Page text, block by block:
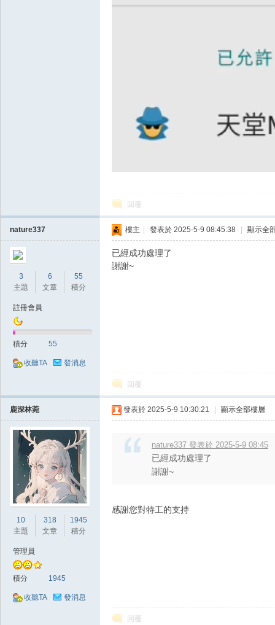
回覆
nature337
3
主題
6
文章
55
積分
註冊會員
積分 55
收聽TA 發消息
樓主 發表於 2025-5-9 08:45:38 顯示全
已經成功處理了
謝謝~
回覆
鹿深林菀
10
主題
318
文章
1945
積分
管理員
積分 1945
收聽TA 發消息
發表於 2025-5-9 10:30:21 顯示全部樓層
nature337 發表於 2025-5-9 08:45
已經成功處理了
謝謝~
感謝您對特工的支持
回覆